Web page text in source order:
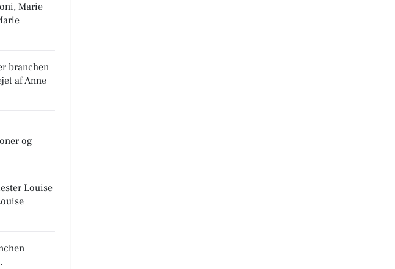
Marie
branchen
af Anne
og
Louise